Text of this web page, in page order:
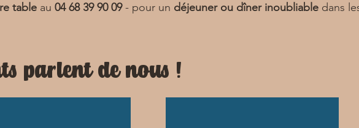
table au 04 68 39 90 09- pour un déjeuner ou dîner inoubliable dans
parlent de nous !